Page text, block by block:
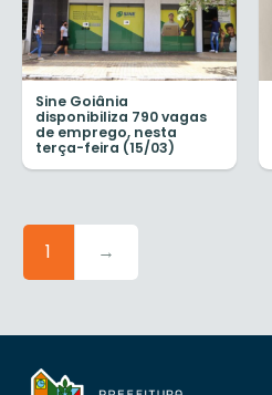
Sine Goiânia
disponibiliza 790 vagas
de emprego, nesta
terça-feira (15/03)
1 →